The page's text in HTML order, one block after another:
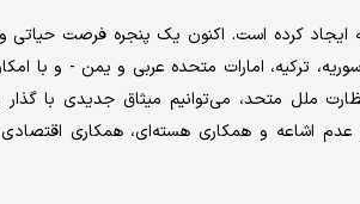
ایجاد کرده است. اکنون یک پنجره فرصت حیاتی
ترکیه، امارات متحده عربی و یمن - و با
ملل متحد، می‌توانیم میثاق جدیدی با گذار
عدم اشاعه و همکاری هسته‌ای، همکاری